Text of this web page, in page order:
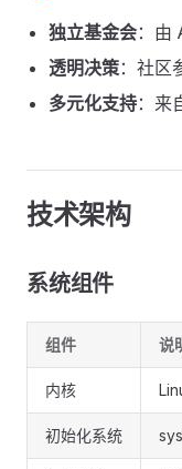
独立基金会：由
透明决策：社区
多元化支持：来
技术架构
系统组件
组件 说
内核
初始化系统